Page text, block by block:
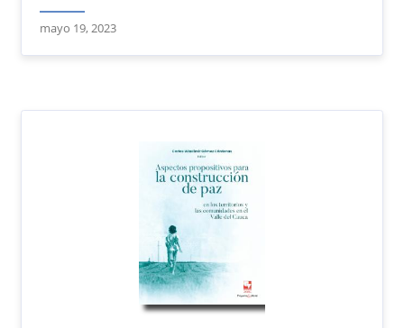
mayo 19, 2023